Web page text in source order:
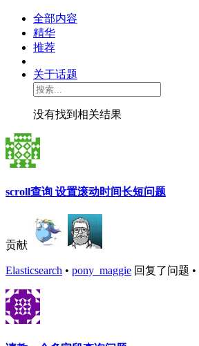
全部内容
精华
推荐
关于话题
没有找到相关结果
scroll查询 设置滚动时间长短问题
贡献
Elasticsearch • pony_maggie 回复了问题 •